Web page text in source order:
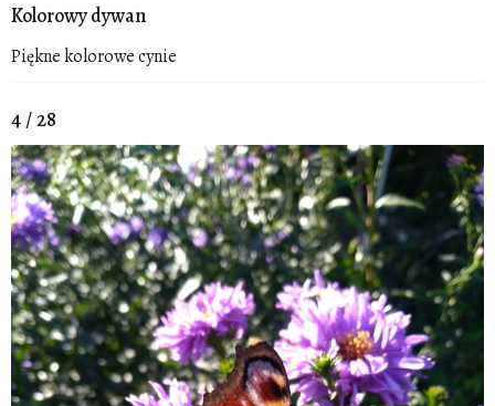
Kolorowy dywan
Piękne kolorowe cynie
4 / 28